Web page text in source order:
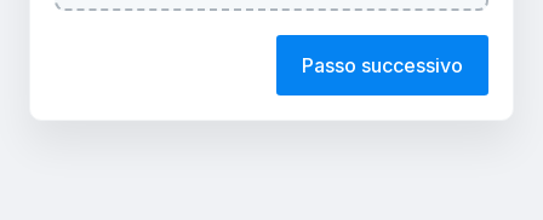
Passo successivo